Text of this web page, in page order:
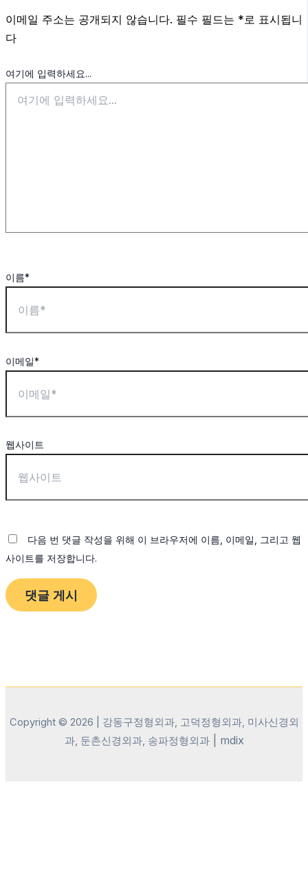
이메일 주소는 공개되지 않습니다. 필수 필드는 *로 표시됩니
다
여기에 입력하세요...
이름*
이메일*
웹사이트
다음 번 댓글 작성을 위해 이 브라우저에 이름, 이메일, 그리고 웹
사이트를 저장합니다.
Copyright © 2026 | 강동구정형외과, 고덕정형외과, 미사신경외
과, 둔촌신경외과, 송파정형외과| mdix